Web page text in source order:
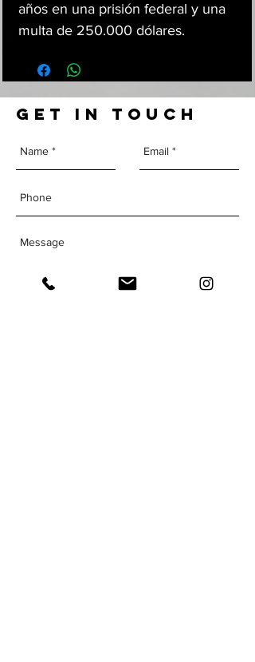
años en una prisión federal y una
multa de 250.000 dólares.
GET IN TOUCH